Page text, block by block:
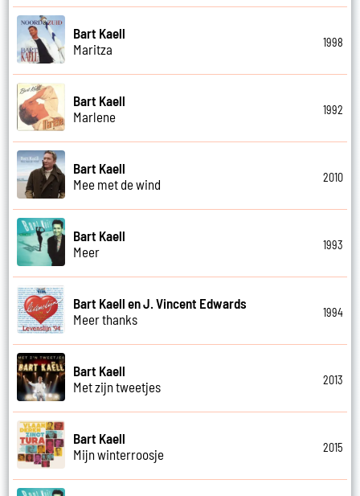
Bart Kaell
Maritza
1998
Bart Kaell
Marlene
1992
Bart Kaell
Mee met de wind
2010
Bart Kaell
Meer
1993
Bart Kaell en J. Vincent Edwards
Meer thanks
1994
Bart Kaell
Met zijn tweetjes
2013
Bart Kaell
Mijn winterroosje
2015